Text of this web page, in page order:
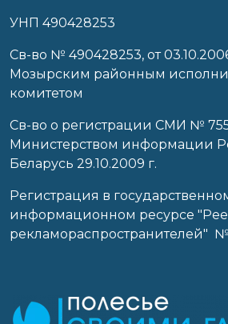
УНП 490428253
Cв-во № 490428253, от
Мозырским районным
комитетом
Св-во о регистрации СМИ №
Министерством информации
Беларусь 29.10.2009 г.
Регистрация в
информационном ресурсе
рекламораспространителей"